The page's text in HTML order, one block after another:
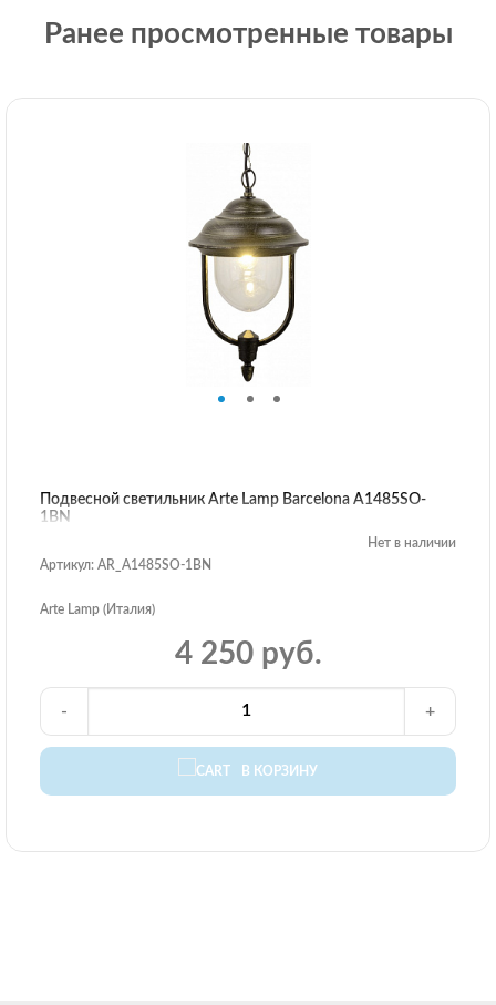
Ранее просмотренные товары
Подвесной светильник Arte Lamp Barcelona A1485SO-
1BN
Нет в наличии
Артикул: AR_A1485SO-1BN
Arte Lamp (Италия)
4 250 руб.
В КОРЗИНУ
- +